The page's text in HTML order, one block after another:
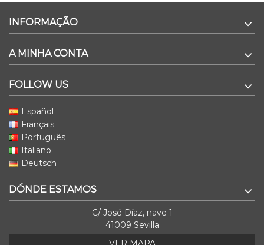
INFORMAÇÃO
A MINHA CONTA
FOLLOW US
Español
Français
Português
Italiano
Deutsch
DÓNDE ESTAMOS
C/ José Díaz, nave 1
41009 Sevilla